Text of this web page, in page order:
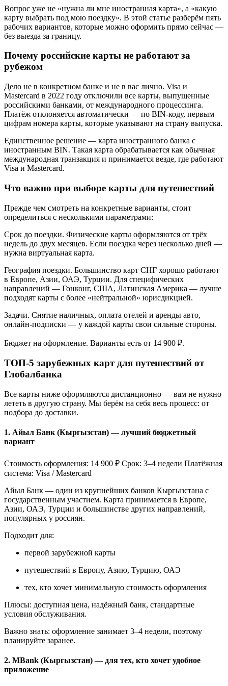
Вопрос уже не «нужна ли мне иностранная карта», а «какую
карту выбрать под мою поездку». В этой статье разберём пять
рабочих вариантов, которые можно оформить прямо сейчас —
без выезда за границу.
Почему российские карты не работают за
рубежом
Дело не в конкретном банке и не в вас лично. Visa и
Mastercard в 2022 году отключили все карты, выпущенные
российскими банками, от международного процессинга.
Платёж отклоняется автоматически — по BIN-коду, первым
цифрам номера карты, которые указывают на страну выпуска.
Единственное решение — карта иностранного банка с
иностранным BIN. Такая карта обрабатывается как обычная
международная транзакция и принимается везде, где работают
Visa и Mastercard.
Что важно при выборе карты для путешествий
Прежде чем смотреть на конкретные варианты, стоит
определиться с несколькими параметрами:
Срок до поездки. Физические карты оформляются от трёх
недель до двух месяцев. Если поездка через несколько дней —
нужна виртуальная карта.
География поездки. Большинство карт СНГ хорошо работают
в Европе, Азии, ОАЭ, Турции. Для специфических
направлений — Гонконг, США, Латинская Америка — лучше
подходят карты с более «нейтральной» юрисдикцией.
Задачи. Снятие наличных, оплата отелей и аренды авто,
онлайн-подписки — у каждой карты свои сильные стороны.
Бюджет на оформление. Варианты есть от 14 900 ₽.
ТОП-5 зарубежных карт для путешествий от
Глобалбанка
Все карты ниже оформляются дистанционно — вам не нужно
лететь в другую страну. Мы берём на себя весь процесс: от
подбора до доставки.
1. Айыл Банк (Кыргызстан) — лучший бюджетный
вариант
Стоимость оформления: 14 900 ₽ Срок: 3–4 недели Платёжная
система: Visa / Mastercard
Айыл Банк — один из крупнейших банков Кыргызстана с
государственным участием. Карта принимается в Европе,
Азии, ОАЭ, Турции и большинстве других направлений,
популярных у россиян.
Подходит для:
первой зарубежной карты
путешествий в Европу, Азию, Турцию, ОАЭ
тех, кто хочет минимальную стоимость оформления
Плюсы: доступная цена, надёжный банк, стандартные
условия обслуживания.
Важно знать: оформление занимает 3–4 недели, поэтому
планируйте заранее.
2. MBank (Кыргызстан) — для тех, кто хочет удобное
приложение